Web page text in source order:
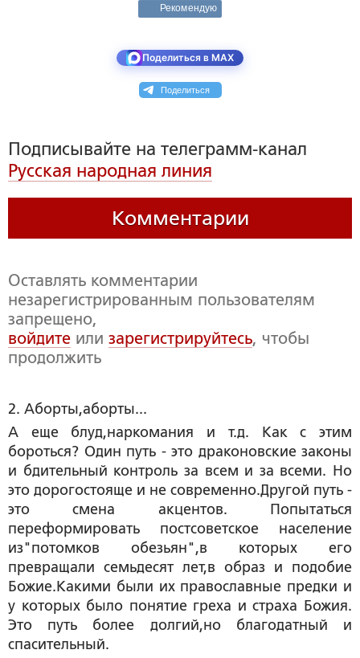
Рекомендую
Поделиться в MAX
Поделиться
Подписывайте на телеграмм-канал
Русская народная линия
Комментарии
Оставлять комментарии
незарегистрированным пользователям
запрещено,
войдите или зарегистрируйтесь, чтобы
продолжить
2. Аборты,аборты...
А еще блуд,наркомания и т.д. Как с этим
бороться? Один путь - это драконовские законы
и бдительный контроль за всем и за всеми. Но
это дорогостояще и не современно.Другой путь -
это смена акцентов. Попытаться
переформировать постсоветское население
из"потомков обезьян",в которых его
превращали семьдесят лет,в образ и подобие
Божие.Какими были их православные предки и
у которых было понятие греха и страха Божия.
Это путь более долгий,но благодатный и
спасительный.